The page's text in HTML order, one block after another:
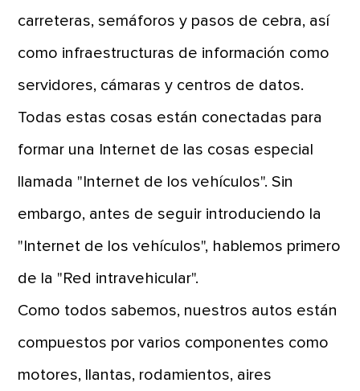
carreteras, semáforos y pasos de cebra, así
como infraestructuras de información como
servidores, cámaras y centros de datos.
Todas estas cosas están conectadas para
formar una Internet de las cosas especial
llamada "Internet de los vehículos". Sin
embargo, antes de seguir introduciendo la
"Internet de los vehículos", hablemos primero
de la "Red intravehicular".
Como todos sabemos, nuestros autos están
compuestos por varios componentes como
motores, llantas, rodamientos, aires